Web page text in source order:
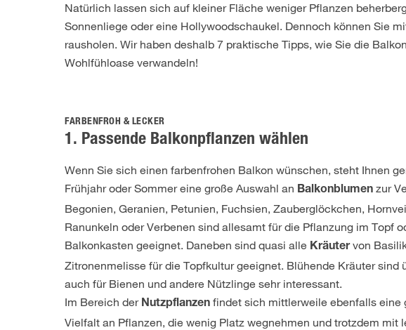
Natürlich lassen sich auf kleiner Fläche weniger Pflanzen
Sonnenliege oder eine Hollywoodschaukel. Dennoch können Sie
rausholen. Wir haben deshalb 7 praktische Tipps, wie Sie die
Wohlfühloase verwandeln!
FARBENFROH & LECKER
1. Passende Balkonpflanzen wählen
Wenn Sie sich einen farbenfrohen Balkon wünschen, steht Ihnen
Frühjahr oder Sommer eine große Auswahl an Balkonblumen zur
Begonien, Geranien, Petunien, Fuchsien, Zauberglöckchen,
Ranunkeln oder Verbenen sind allesamt für die Pflanzung im Topf
Balkonkasten geeignet. Daneben sind quasi alle Kräutervon
Zitronenmelisse für die Topfkultur geeignet. Blühende Kräuter sind
auch für Bienen und andere Nützlinge sehr interessant.
Im Bereich der Nutzpflanzen findet sich mittlerweile ebenfalls eine
Vielfalt an Pflanzen, die wenig Platz wegnehmen und trotzdem mit